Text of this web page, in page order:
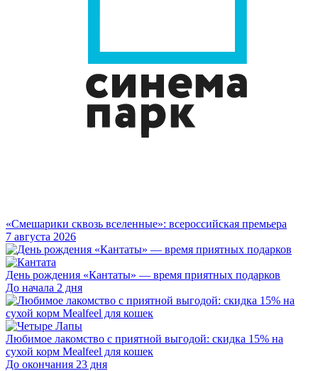
«Смешарики сквозь вселенные»: всероссийская премьера
7 августа 2026
День рождения «Кантаты» — время приятных подарков
До начала 2 дня
Любимое лакомство с приятной выгодой: скидка 15% на
сухой корм Mealfeel для кошек
До окончания 23 дня